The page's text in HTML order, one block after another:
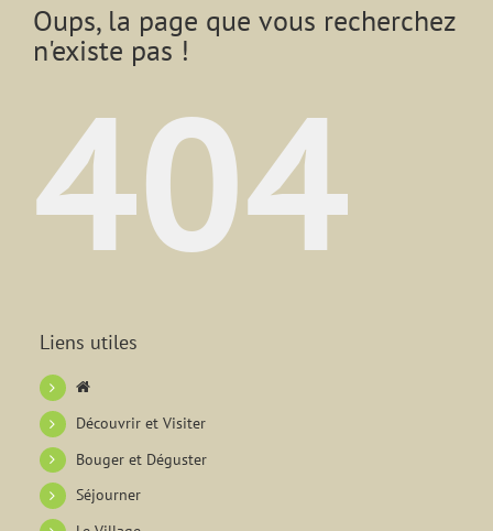
Oups, la page que vous recherchez
n'existe pas !
404
Liens utiles
Découvrir et Visiter
Bouger et Déguster
Séjourner